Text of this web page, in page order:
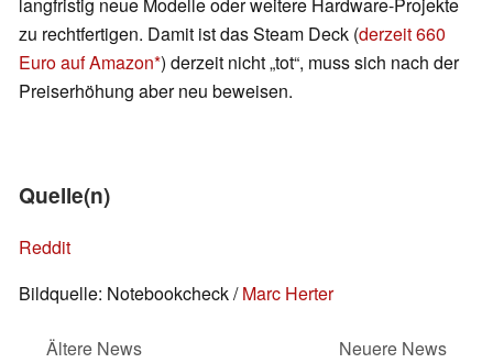
zu rechtfertigen. Damit ist das Steam Deck (derzeit 660
Euro auf Amazon ) derzeit nicht „tot“, muss sich nach der
Preiserhöhung aber neu beweisen.
Quelle(n)
Reddit
Bildquelle: Notebookcheck /Marc Herter
Ältere News
Neuere News